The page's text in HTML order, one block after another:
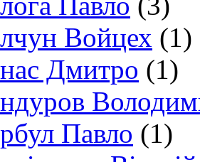
Войцех (1)
Дмитро (1)
Павло (1)